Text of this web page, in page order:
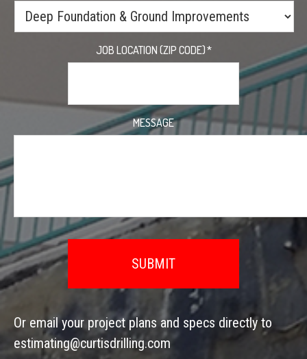
JOB LOCATION (ZIP CODE)*
MESSAGE
Or email your project plans and specs directly to
estimating@curtisdrilling.com